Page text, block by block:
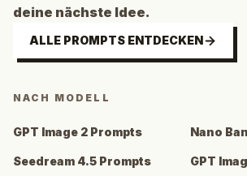
deine nächste Idee.
ALLE PROMPTS ENTDECKEN
NACH MODELL
GPT Image 2 Prompts Nano
Seedream 4.5 Prompts GPT